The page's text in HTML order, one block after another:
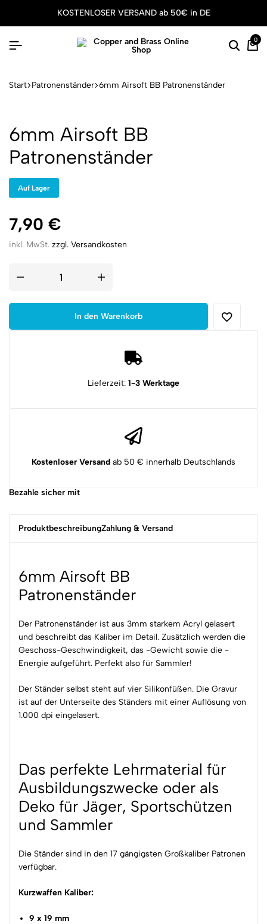
KOSTENLOSER VERSAND ab 50€ in DE
Suche
0
Start Patronenständer 6mm Airsoft BB Patronenständer
6mm Airsoft BB
Patronenständer
Auf Lager
7,90 €
inkl. MwSt. zzgl. Versandkosten
6mm
Patronenständer
In den Warenkorb
Lieferzeit: 1-3 Werktage
Kostenloser Versand ab 50 € innerhalb Deutschlands
Bezahle sicher mit
ProduktbeschreibungZahlung & Versand
6mm Airsoft BB
Patronenständer
Der Patronenständer ist aus 3mm starkem Acryl gelasert
und beschreibt das Kaliber im Detail. Zusätzlich werden die
Geschoss-Geschwindigkeit, das -Gewicht sowie die -
Energie aufgeführt. Perfekt also für Sammler!
Der Ständer selbst steht auf vier Silikonfüßen. Die Gravur
ist auf der Unterseite des Ständers mit einer Auflösung von
1.000 dpi eingelasert.
Das perfekte Lehrmaterial für
Ausbildungszwecke oder als
Deko für Jäger, Sportschützen
und Sammler
Die Ständer sind in den 17 gängigsten Großkaliber Patronen
verfügbar.
Kurzwaffen Kaliber:
9 x 19 mm